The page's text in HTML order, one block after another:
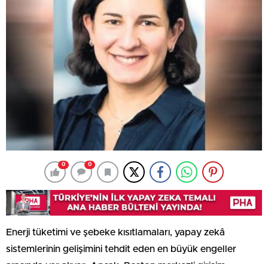
0 0
Enerji tüketimi ve şebeke kısıtlamaları, yapay zekâ
sistemlerinin gelişimini tehdit eden en büyük engeller